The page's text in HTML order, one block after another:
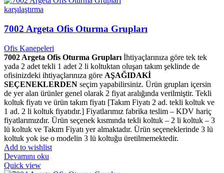
karşılaştırma
7002 Argeta Ofis Oturma Grupları
Ofis Kanepeleri
7002 Argeta Ofis Oturma Grupları İhtiyaçlarınıza göre tek tek
yada 2 adet tekli 1 adet 2 li koltuktan oluşan takım şeklinde de
ofisinizdeki ihtiyaçlarınıza göre AŞAĞIDAKİ
SEÇENEKLERDEN seçim yapabilirsiniz. Ürün grupları içersin
de yer alan ürünler genel olarak 2 fiyat aralığında verilmiştir. Tekli
koltuk fiyatı ve ürün takım fiyatı [Takım Fiyatı 2 ad. tekli koltuk ve
1 ad. 2 li koltuk fiyatıdır.] Fiyatlarımız fabrika teslim – KDV hariç
fiyatlarımızdır. Ürün seçenek kısmında tekli koltuk – 2 li koltuk – 3
lü koltuk ve Takım Fiyatı yer almaktadır. Ürün seçeneklerinde 3 lü
koltuk yok ise o modelin 3 lü koltuğu üretilmemektedir.
Add to wishlist
Devamını oku
Quick view